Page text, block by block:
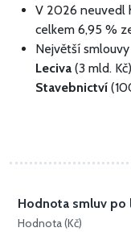
V 2026 neuvedl
celkem 6,95 %
Největší
Leciva (3 mld.
Stavebnictví
Hodnota (Kč)
Hodnota smluv po